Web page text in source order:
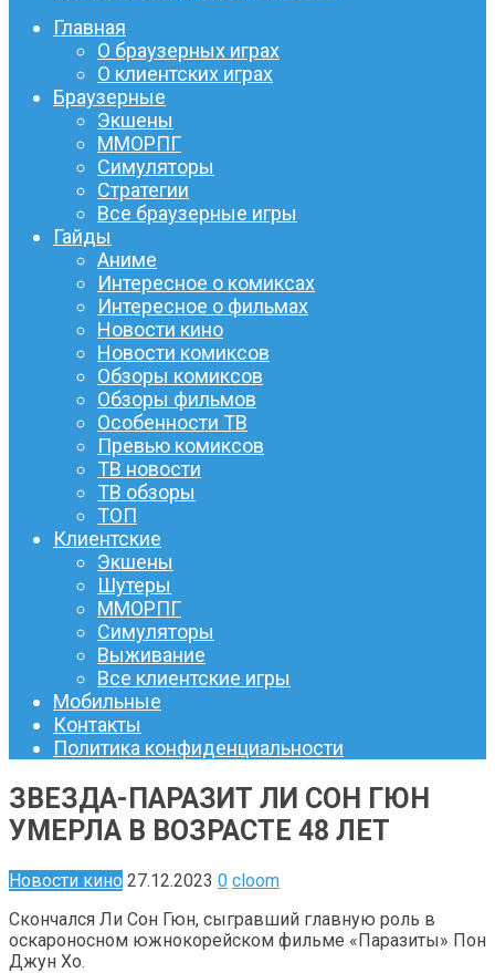
Главная
О браузерных играх
О клиентских играх
Браузерные
Экшены
ММОРПГ
Симуляторы
Стратегии
Все браузерные игры
Гайды
Аниме
Интересное о комиксах
Интересное о фильмах
Новости кино
Новости комиксов
Обзоры комиксов
Обзоры фильмов
Особенности ТВ
Превью комиксов
ТВ новости
ТВ обзоры
ТОП
Клиентские
Экшены
Шутеры
ММОРПГ
Симуляторы
Выживание
Все клиентские игры
Мобильные
Контакты
Политика конфиденциальности
ЗВЕЗДА-ПАРАЗИТ ЛИ СОН ГЮН
УМЕРЛА В ВОЗРАСТЕ 48 ЛЕТ
Новости кино 27.12.2023 0 cloom
Скончался Ли Сон Гюн, сыгравший главную роль в
оскароносном южнокорейском фильме «Паразиты» Пон
Джун Хо.